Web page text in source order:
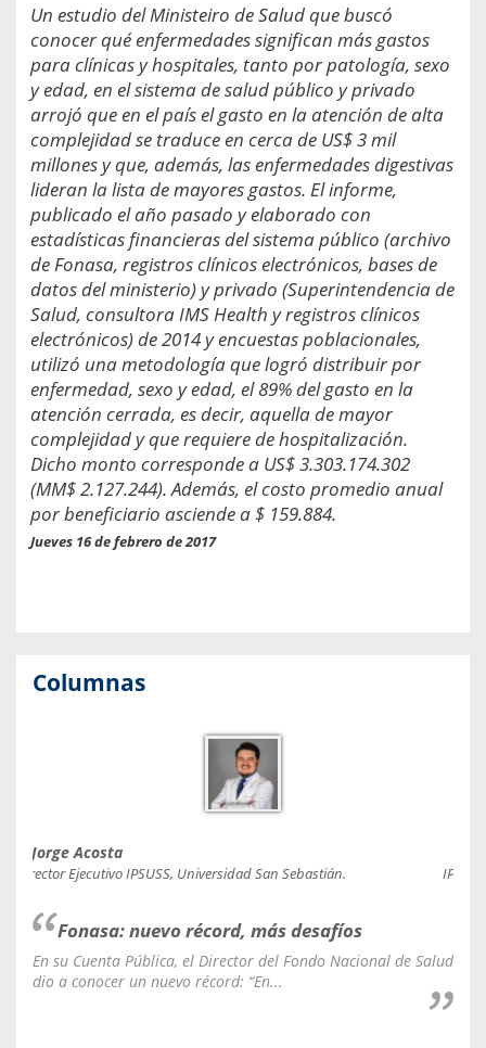
Un estudio del Ministeiro de Salud que buscó
conocer qué enfermedades significan más gastos
para clínicas y hospitales, tanto por patología, sexo
y edad, en el sistema de salud público y privado
arrojó que en el país el gasto en la atención de alta
complejidad se traduce en cerca de US$ 3 mil
millones y que, además, las enfermedades digestivas
lideran la lista de mayores gastos. El informe,
publicado el año pasado y elaborado con
estadísticas financieras del sistema público (archivo
de Fonasa, registros clínicos electrónicos, bases de
datos del ministerio) y privado (Superintendencia de
Salud, consultora IMS Health y registros clínicos
electrónicos) de 2014 y encuestas poblacionales,
utilizó una metodología que logró distribuir por
enfermedad, sexo y edad, el 89% del gasto en la
atención cerrada, es decir, aquella de mayor
complejidad y que requiere de hospitalización.
Dicho monto corresponde a US$ 3.303.174.302
(MM$ 2.127.244). Además, el costo promedio anual
por beneficiario asciende a $ 159.884.
Jueves 16 de febrero de 2017
Columnas
Jorge Acosta
Director Ejecutivo IPSUSS, Universidad San Sebastián.
Fonasa: nuevo récord, más desafíos
En su Cuenta Pública, el Director del Fondo Nacional de Salud
dio a conocer un nuevo récord: “En...